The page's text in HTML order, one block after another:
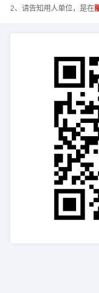
2、请告知用人单位，是在